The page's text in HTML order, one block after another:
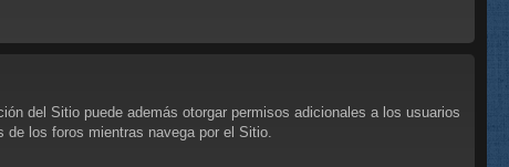
del Sitio puede además otorgar permisos adicionales a los usuarios
los foros mientras navega por el Sitio.